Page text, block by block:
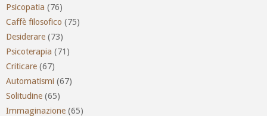
Psicopatia (76)
Caffè filosofico (75)
Desiderare (73)
Psicoterapia (71)
Criticare (67)
Automatismi (67)
Solitudine (65)
Immaginazione (65)